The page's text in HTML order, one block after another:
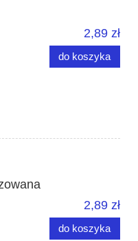
2,89 zł
do koszyka
2,89 zł
do koszyka